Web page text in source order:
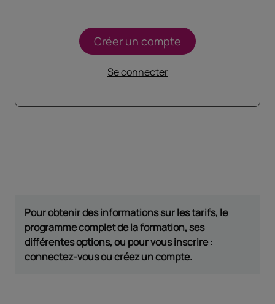
Créer un compte
Se connecter
Pour obtenir des informations sur les tarifs, le
programme complet de la formation, ses
différentes options, ou pour vous inscrire :
connectez-vous ou créez un compte.